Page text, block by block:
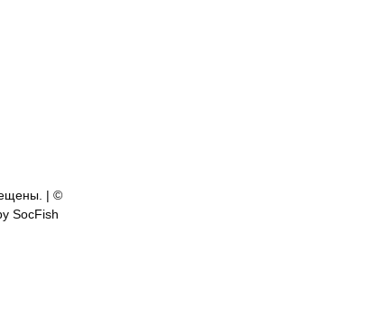
| ©
SocFish